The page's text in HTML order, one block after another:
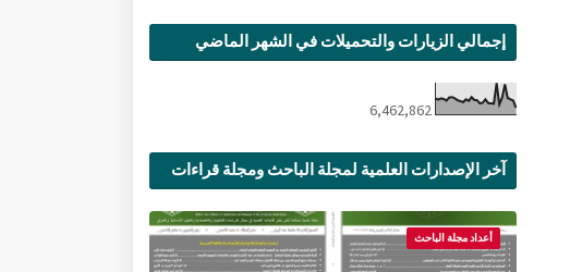
إجمالي الزيارات والتحميلات في الشهر الماضي
6,462,862
آخر الإصدارات العلمية لمجلة الباحث ومجلة قراءات
أعداد مجلة الباحث